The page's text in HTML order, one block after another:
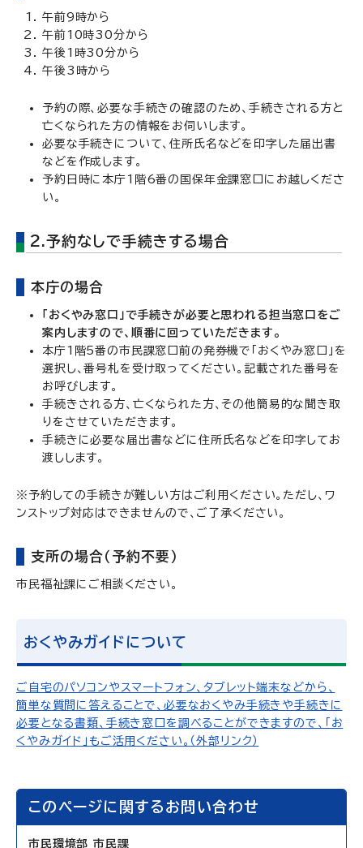
午前9時から
午前10時30分から
午後1時30分から
午後3時から
予約の際、必要な手続きの確認のため、手続きされる方と
亡くなられた方の情報をお伺いします。
必要な手続きについて、住所氏名などを印字した届出書
などを作成します。
予約日時に本庁1階6番の国保年金課窓口にお越しくださ
い。
2.予約なしで手続きする場合
本庁の場合
「おくやみ窓口」で手続きが必要と思われる担当窓口をご
案内しますので、順番に回っていただきます。
本庁1階5番の市民課窓口前の発券機で「おくやみ窓口」を
選択し、番号札を受け取ってください。記載された番号を
お呼びします。
手続きされる方、亡くなられた方、その他簡易的な聞き取
りをさせていただきます。
手続きに必要な届出書などに住所氏名などを印字してお
渡しします。
※予約しての手続きが難しい方はご利用ください。ただし、ワ
ンストップ対応はできませんので、ご了承ください。
支所の場合（予約不要）
市民福祉課にご相談ください。
おくやみガイドについて
ご自宅のパソコンやスマートフォン、タブレット端末などから、
簡単な質問に答えることで、必要なおくやみ手続きや手続きに
必要となる書類、手続き窓口を調べることができますので、「お
くやみガイド」もご活用ください。（外部リンク）
このページに関するお問い合わせ
市民環境部 市民課